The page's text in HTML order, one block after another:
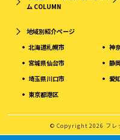
ム COLUMN
地域別紹介ページ
北海道札幌市
宮城県仙台市
埼玉県川口市
東京都港区
神
静
愛
© Copyright 2026 フ